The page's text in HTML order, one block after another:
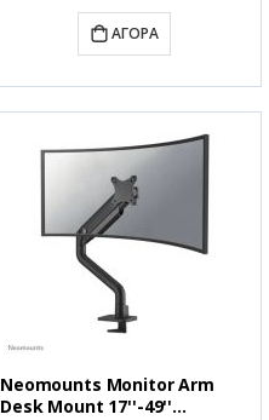
ΑΓΟΡΆ
Neomounts Monitor Arm
Desk Mount 17''-49''